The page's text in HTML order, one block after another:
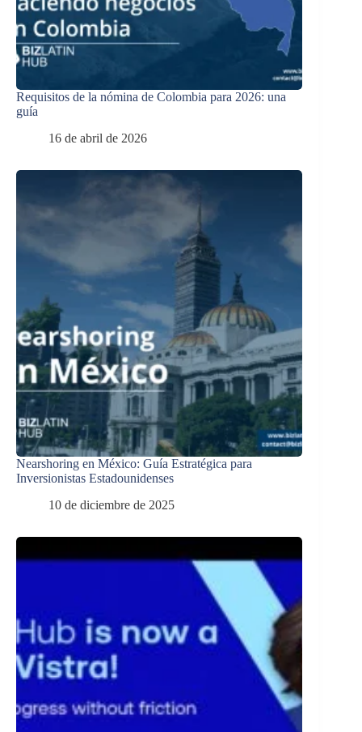
Requisitos de la nómina de Colombia para 2026: una
guía
16 de abril de 2026
Nearshoring en México: Guía Estratégica para
Inversionistas Estadounidenses
10 de diciembre de 2025